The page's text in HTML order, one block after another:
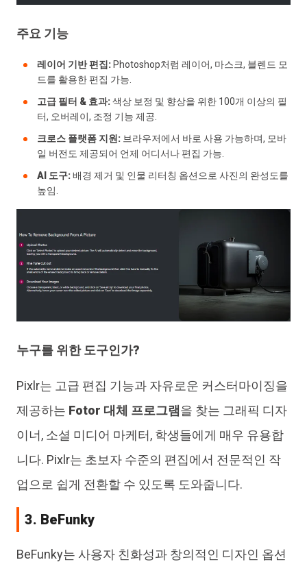
주요 기능
레이어 기반 편집: Photoshop처럼 레이어, 마스크, 블렌드 모
드를 활용한 편집 가능.
고급 필터 & 효과:색상 보정 및 향상을 위한 100개 이상의 필
터, 오버레이, 조정 기능 제공.
크로스 플랫폼 지원: 브라우저에서 바로 사용 가능하며, 모바
일 버전도 제공되어 언제 어디서나 편집 가능.
AI 도구:배경 제거 및 인물 리터칭 옵션으로 사진의 완성도를
높임.
누구를 위한 도구인가?
Pixlr는 고급 편집 기능과 자유로운 커스터마이징을
제공하는 Fotor 대체 프로그램을 찾는 그래픽 디자
이너, 소셜 미디어 마케터, 학생들에게 매우 유용합
니다. Pixlr는 초보자 수준의 편집에서 전문적인 작
업으로 쉽게 전환할 수 있도록 도와줍니다.
3. BeFunky
BeFunky는 사용자 친화성과 창의적인 디자인 옵션